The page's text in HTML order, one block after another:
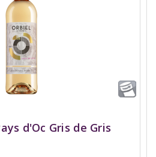
d'Oc Gris de Gris